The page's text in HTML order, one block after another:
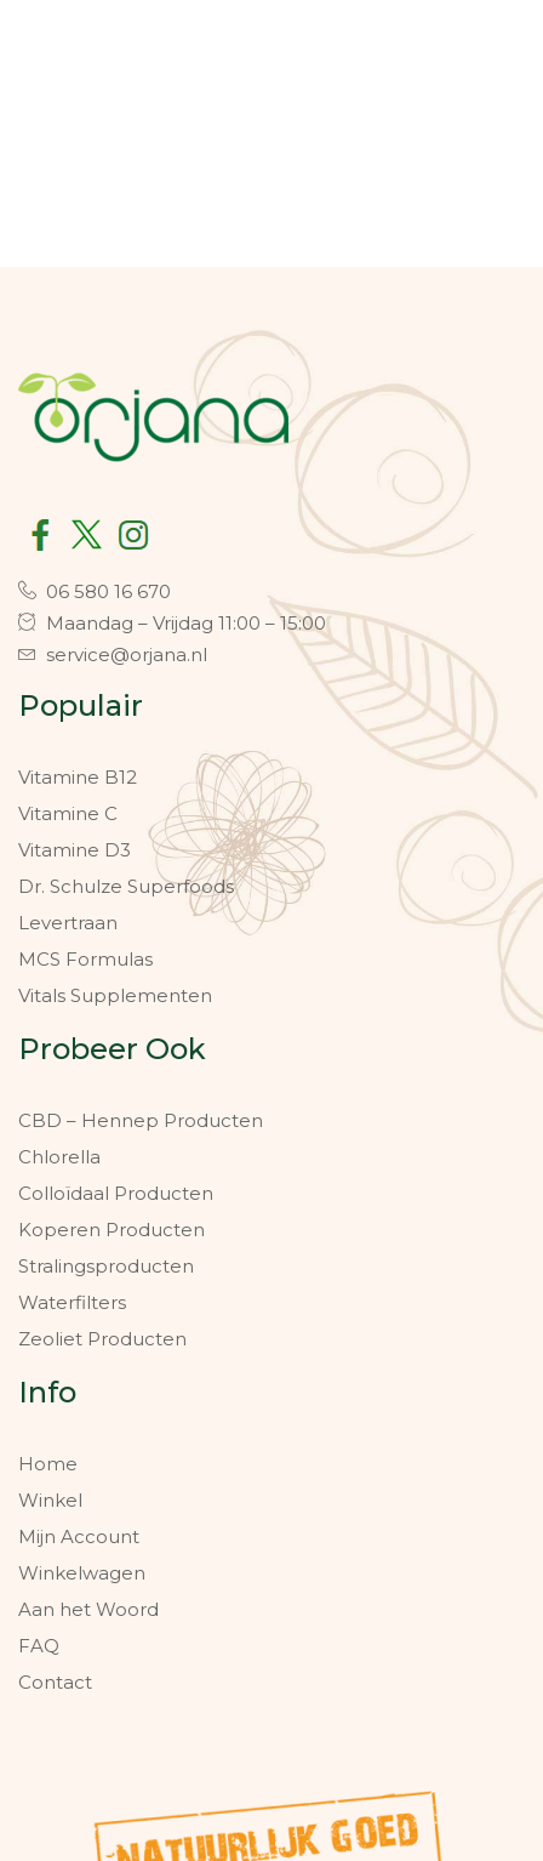
06 580 16 670
Maandag – Vrijdag 11:00 – 15:00
service@orjana.nl
Populair
Vitamine B12
Vitamine C
Vitamine D3
Dr. Schulze Superfoods
Levertraan
MCS Formulas
Vitals Supplementen
Probeer Ook
CBD – Hennep Producten
Chlorella
Colloïdaal Producten
Koperen Producten
Stralingsproducten
Waterfilters
Zeoliet Producten
Info
Home
Winkel
Mijn Account
Winkelwagen
Aan het Woord
FAQ
Contact